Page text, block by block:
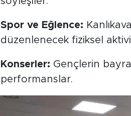
Spor ve Eğlence:
düzenlenecek fiziksel
Konserler: Gençlerin
performanslar.